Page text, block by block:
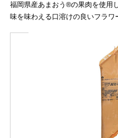
福岡県産あまおう®の果肉を使用
味を味わえる口溶けの良いフラワ